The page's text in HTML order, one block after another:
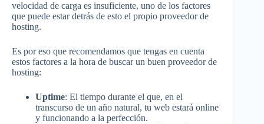
velocidad de carga es insuficiente, uno de los factores
que puede estar detrás de esto el propio proveedor de
hosting.
Es por eso que recomendamos que tengas en cuenta
estos factores a la hora de buscar un buen proveedor de
hosting:
Uptime: El tiempo durante el que, en el
transcurso de un año natural, tu web estará online
y funcionando a la perfección.